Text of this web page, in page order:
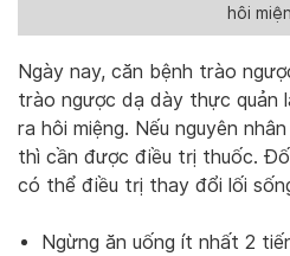
hôi
Ngày nay, căn bệnh trào
trào ngược dạ dày thực quản
ra hôi miệng. Nếu nguyên
thì cần được điều trị thuốc.
có thể điều trị thay đổi lối
Ngừng ăn uống ít nhất 2